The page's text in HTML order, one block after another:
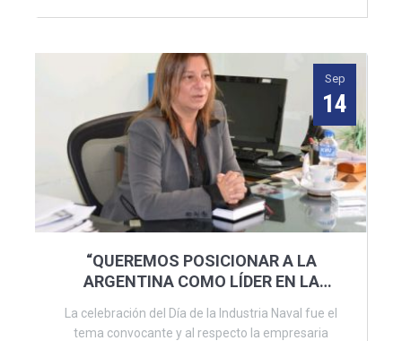
Sep
14
“QUEREMOS POSICIONAR A LA
ARGENTINA COMO LÍDER EN LA
La celebración del Día de la Industria Naval fue el
tema convocante y al respecto la empresaria